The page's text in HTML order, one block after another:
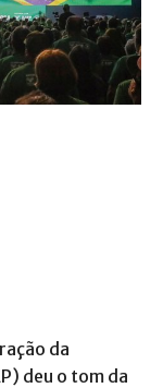
da
deu o tom da